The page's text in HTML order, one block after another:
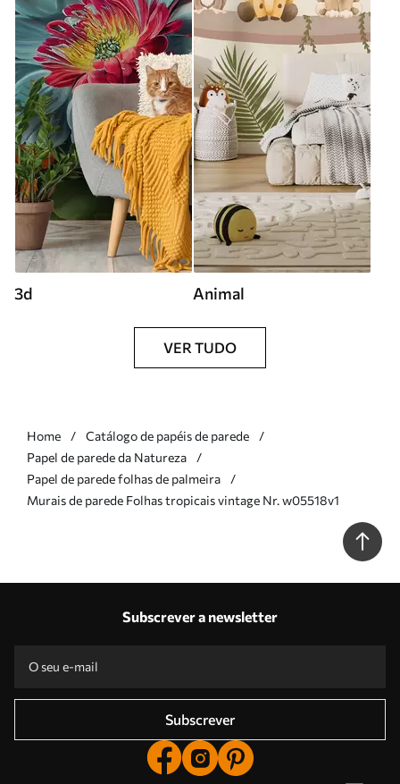
3d Animal
VER TUDO
Home
Catálogo de papéis de parede
Papel de parede da Natureza
Papel de parede folhas de palmeira
Murais de parede Folhas tropicais vintage Nr. w05518v1
Subscrever a newsletter
Subscrever